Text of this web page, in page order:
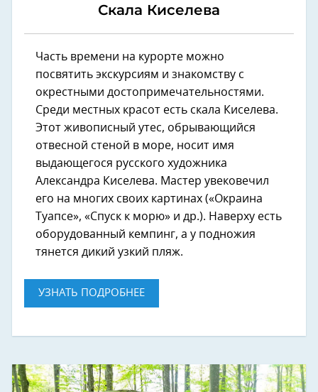
Скала Киселева
Часть времени на курорте можно
посвятить экскурсиям и знакомству с
окрестными достопримечательностями.
Среди местных красот есть скала Киселева.
Этот живописный утес, обрывающийся
отвесной стеной в море, носит имя
выдающегося русского художника
Александра Киселева. Мастер увековечил
его на многих своих картинах («Окраина
Туапсе», «Спуск к морю» и др.). Наверху есть
оборудованный кемпинг, а у подножия
тянется дикий узкий пляж.
УЗНАТЬ ПОДРОБНЕЕ